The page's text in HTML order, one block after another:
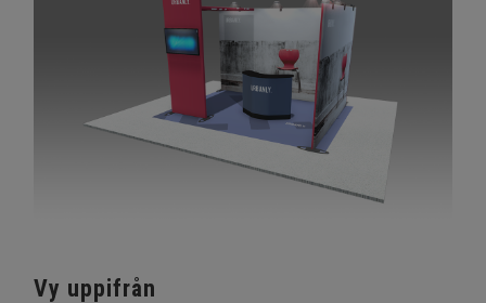
Vy uppifrån